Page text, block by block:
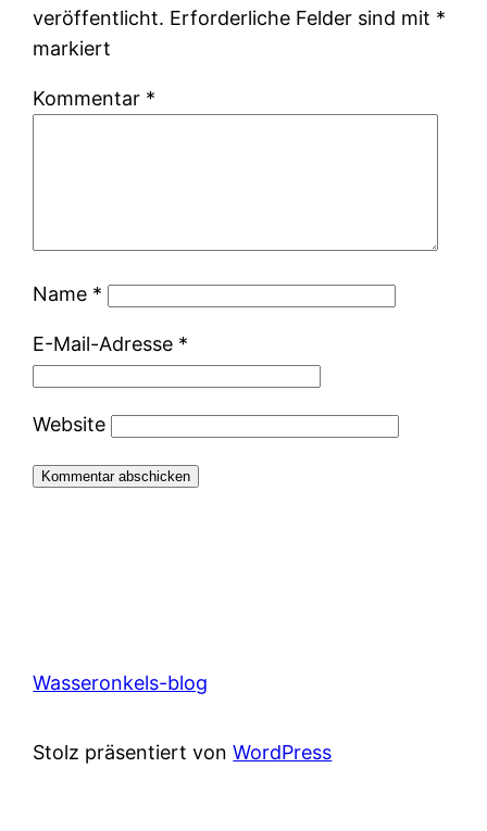
veröffentlicht. Erforderliche Felder sind mit *
markiert
Kommentar *
Name *
E-Mail-Adresse *
Website
Wasseronkels-blog
Stolz präsentiert vonWordPress